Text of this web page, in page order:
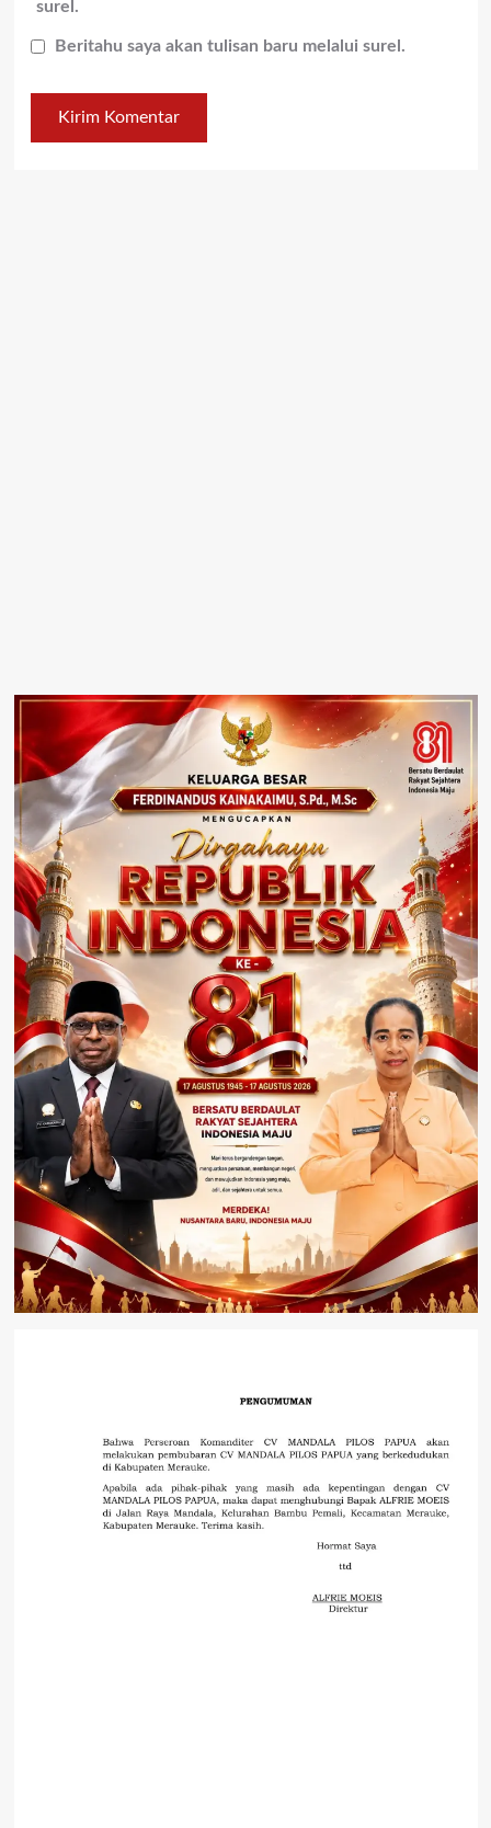
surel.
Beritahu saya akan tulisan baru melalui surel.